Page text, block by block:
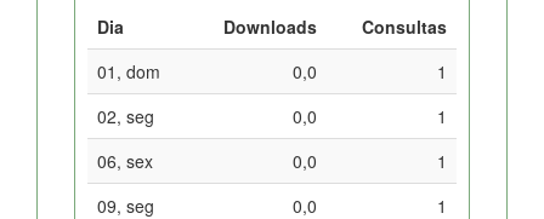
Dia Downloads
Consultas
01, dom
0,0
1
02, seg
0,0
1
06, sex
0,0
1
09, seg
0,0
1